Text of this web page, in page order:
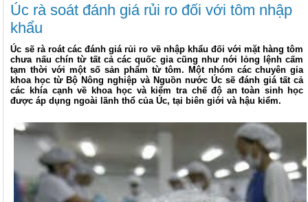
Úc rà soát đánh giá rủi ro đối với tôm nhập
khẩu
Úc sẽ rà roát các đánh giá rủi ro về nhập khẩu đối với mặt hàng tôm
chưa nấu chín từ tất cả các quốc gia cũng như nới lỏng lệnh cấm
tạm thời với một số sản phẩm từ tôm. Một nhóm các chuyên gia
khoa học từ Bộ Nông nghiệp và Nguồn nước Úc sẽ đánh giá tất cả
các khía cạnh về khoa học và kiểm tra chế độ an toàn sinh học
được áp dụng ngoài lãnh thổ của Úc, tại biên giới và hậu kiểm.